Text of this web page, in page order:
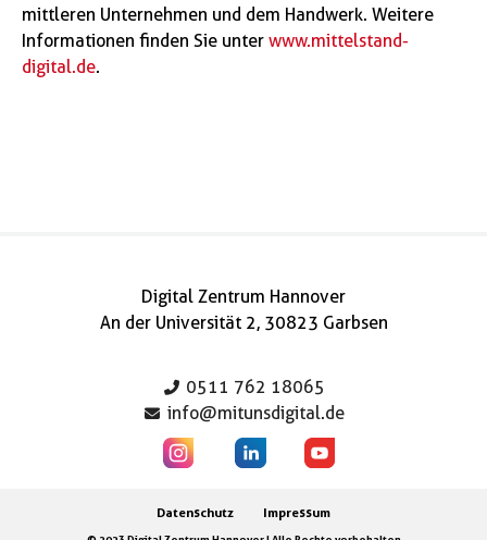
mittleren Unternehmen und dem Handwerk. Weitere
Informationen finden Sie unter www.mittelstand-
digital.de.
Digital Zentrum Hannover
An der Universität 2, 30823 Garbsen
0511 762 18065
info@mitunsdigital.de
Datenschutz Impressum